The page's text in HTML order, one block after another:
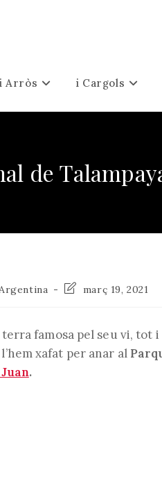
i Arròs i Cargols
de
Última
l'entrada:
març 19, 2021
famosa pel seu vi, tot
xafat per anar al
.